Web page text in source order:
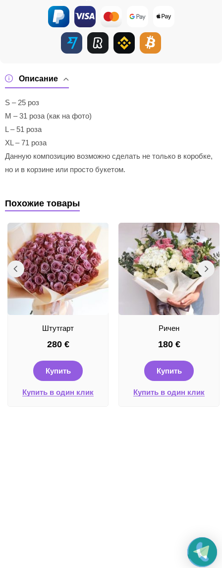
Описание
S – 25 роз
M – 31 роза (как на фото)
L – 51 роза
XL – 71 роза
Данную композицию возможно сделать не только в коробке,
но и в корзине или просто букетом.
Похожие товары
Штутгарт
280 €
Купить
Купить в один клик
Ричен
180 €
Купить
Купить в один клик